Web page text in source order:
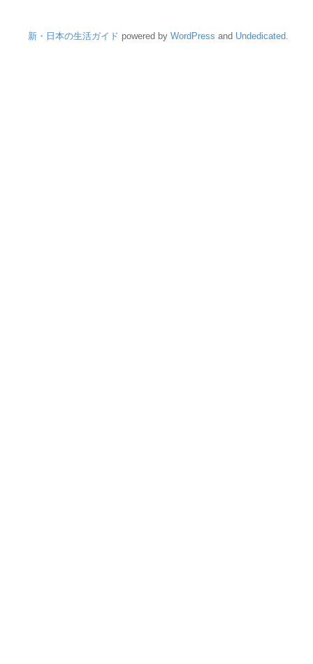
新・日本の生活ガイド powered by WordPress and Undedicated.